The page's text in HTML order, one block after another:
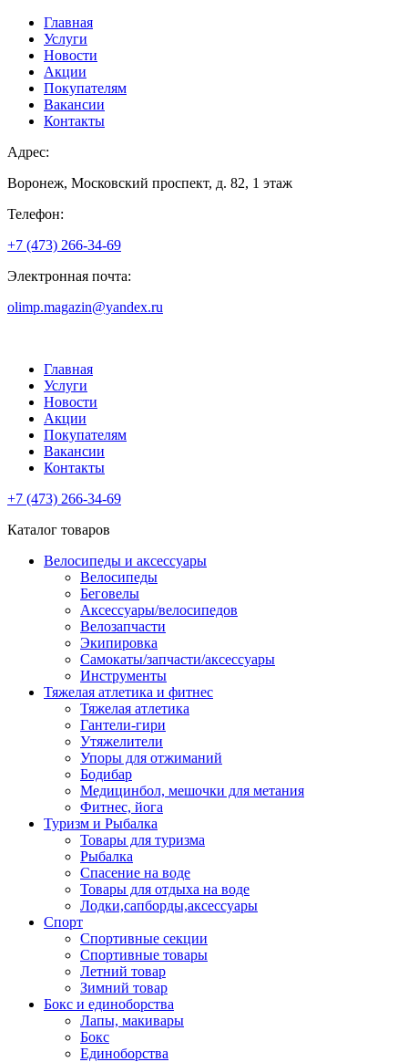
Главная
Услуги
Новости
Акции
Покупателям
Вакансии
Контакты
Адрес:
Воронеж, Московский проспект, д. 82, 1 этаж
Телефон:
+7 (473) 266-34-69
Электронная почта:
olimp.magazin@yandex.ru
Главная
Услуги
Новости
Акции
Покупателям
Вакансии
Контакты
+7 (473) 266-34-69
Каталог товаров
Велосипеды и аксессуары
Велосипеды
Беговелы
Аксессуары/велосипедов
Велозапчасти
Экипировка
Самокаты/запчасти/аксессуары
Инструменты
Тяжелая атлетика и фитнес
Тяжелая атлетика
Гантели-гири
Утяжелители
Упоры для отжиманий
Бодибар
Медицинбол, мешочки для метания
Фитнес, йога
Туризм и Рыбалка
Товары для туризма
Рыбалка
Спасение на воде
Товары для отдыха на воде
Лодки,сапборды,аксессуары
Спорт
Спортивные секции
Спортивные товары
Летний товар
Зимний товар
Бокс и единоборства
Лапы, макивары
Бокс
Единоборства